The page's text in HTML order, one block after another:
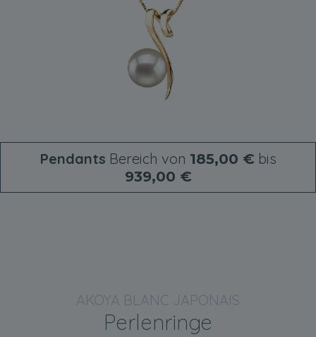
Pendants Bereich von 185,00 € bis
939,00 €
AKOYA BLANC JAPONAIS
Perlenringe